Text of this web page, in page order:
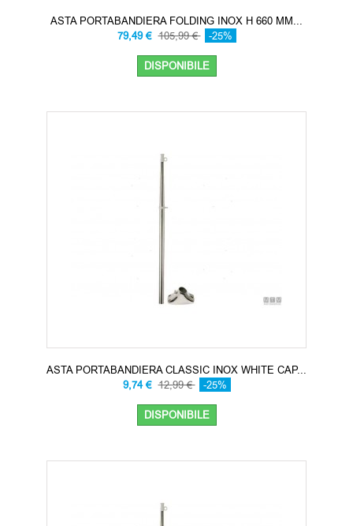
ASTA PORTABANDIERA FOLDING INOX H 660 MM...
79,49 € 105,99 € -25%
DISPONIBILE
ASTA PORTABANDIERA CLASSIC INOX WHITE CAP...
9,74 € 12,99 € -25%
DISPONIBILE